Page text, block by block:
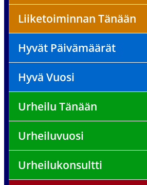
Liiketoiminnan Tänään
Hyvät Päivämäärät
Hyvä Vuosi
Urheilu Tänään
Urheiluvuosi
Urheilukonsultti